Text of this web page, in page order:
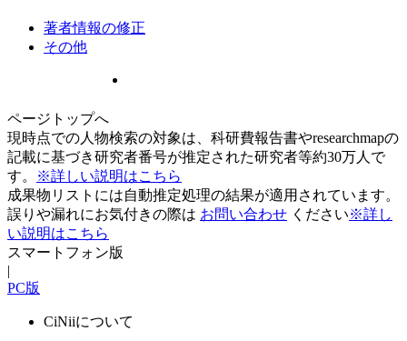
著者情報の修正
その他
ページトップへ
現時点での人物検索の対象は、科研費報告書やresearchmapの
記載に基づき研究者番号が推定された研究者等約30万人で
す。
※詳しい説明はこちら
成果物リストには自動推定処理の結果が適用されています。
誤りや漏れにお気付きの際は お問い合わせ ください※詳し
い説明はこちら
スマートフォン版
|
PC版
CiNiiについて